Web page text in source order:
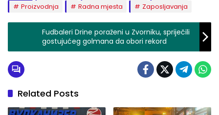
Proizvodnja
Radna mjesta Zaposljavanja
Fudbaleri Drine poraženi u Zvorniku, spriječili
gostujućeg golmana da obori rekord
Related Posts